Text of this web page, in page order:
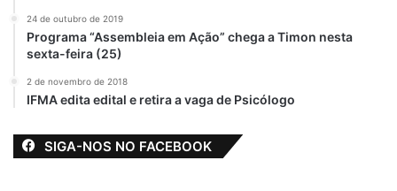
24 de outubro de 2019
Programa “Assembleia em Ação” chega a Timon nesta
sexta-feira (25)
2 de novembro de 2018
IFMA edita edital e retira a vaga de Psicólogo
SIGA-NOS NO FACEBOOK